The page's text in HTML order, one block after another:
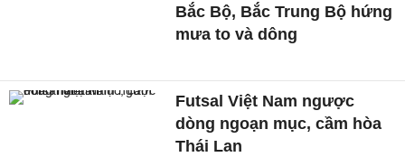
Bắc Bộ, Bắc Trung Bộ hứng
mưa to và dông
Futsal Việt Nam ngược
dòng ngoạn mục, cầm hòa
Thái Lan